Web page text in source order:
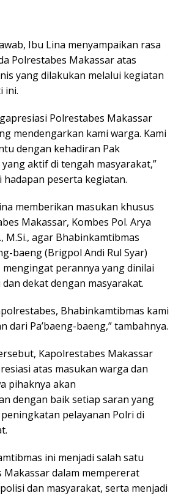
Ibu Lina menyampaikan rasa
Polrestabes Makassar atas
yang dilakukan melalui kegiatan
ini.
Polrestabes Makassar
mendengarkan kami warga. Kami
dengan kehadiran Pak
aktif di tengah masyarakat,”
peserta kegiatan.
memberikan masukan khusus
Makassar, Kombes Pol. Arya
M.Si., agar Bhabinkamtibmas
baeng (Brigpol Andi Rul Syar)
perannya yang dinilai
dekat dengan masyarakat.
Bhabinkamtibmas kami
dari Pa’baeng-baeng,” tambahnya.
Kapolrestabes Makassar
atas masukan warga dan
pihaknya akan
dengan baik setiap saran yang
pelayanan Polri di
ini menjadi salah satu
Makassar dalam mempererat
dan masyarakat, serta menjadi